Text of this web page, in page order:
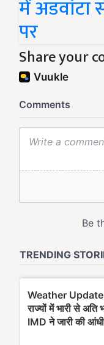
में अडवांटा
पर
Share your